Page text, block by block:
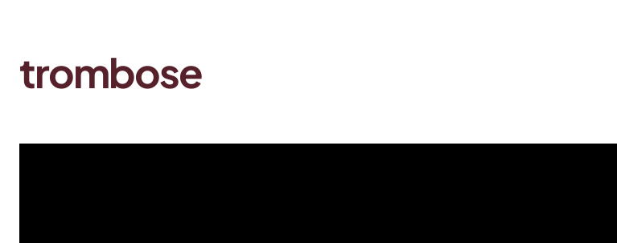
trombose